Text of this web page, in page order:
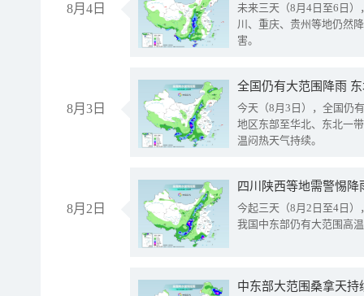
8月4日
未来三天（8月4日至6日
川、重庆、贵州等地仍然
害。
8月3日
全国仍有大范围降雨
今天（8月3日），全国仍
地区东部至华北、东北一
温闷热天气持续。
8月2日
今起三天（8月2日至4日
我国中东部仍有大范围高
中东部大范围桑拿天